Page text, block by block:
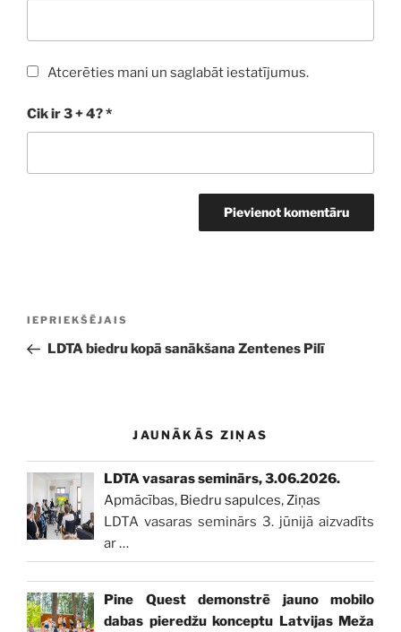
Atcerēties mani un saglabāt iestatījumus.
Cik ir 3 + 4?*
Iepriekšējā
ziņa:
IEPRIEKŠĒJAIS
LDTA biedru kopā sanākšana Zentenes Pilī
JAUNĀKĀS ZIŅAS
LDTA vasaras seminārs, 3.06.2026.
Apmācības, Biedru sapulces,Ziņas
LDTA vasaras seminārs 3. jūnijā aizvadīts
ar…
Pine Quest demonstrē jauno mobilo
dabas pieredžu konceptu Latvijas Meža